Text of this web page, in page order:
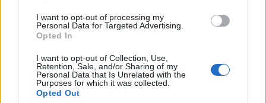
I want to opt-out of processing my
Personal Data for Targeted Advertising.
Opted In
I want to opt-out of Collection, Use,
Retention, Sale, and/or Sharing of my
Personal Data that Is Unrelated with the
Purposes for which it was collected.
Opted Out
KEDVES OLVASÓNK!
A keresett cikk a portfolio.hu hírarchívumához
regisztrációhoz kötött.
Az előfizetés a következőket tartalmazza:
Portfolio.hu teljes cikkarchívum